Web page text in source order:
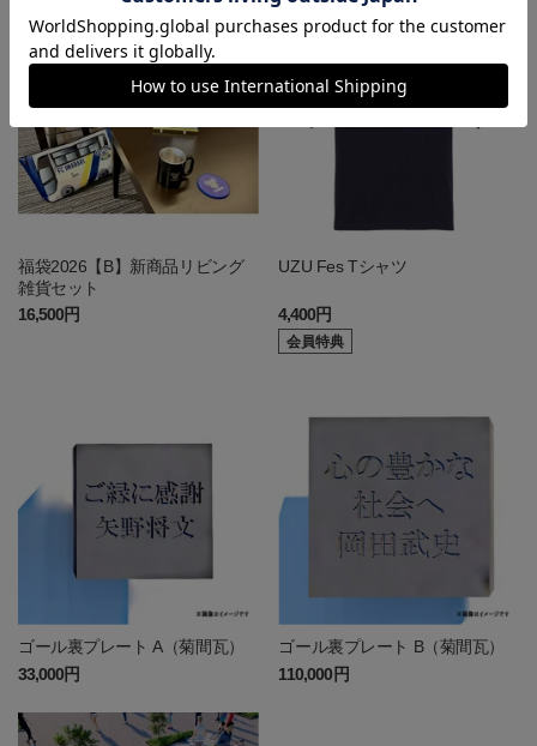
福袋2026【B】新商品リビング
雑貨セット
16,500円
UZU Fes Tシャツ
4,400円
会員特典
ゴール裏プレート A（菊間瓦）
33,000円
ゴール裏プレート B（菊間瓦）
110,000円